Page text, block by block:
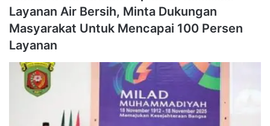
Layanan Air Bersih, Minta Dukungan
Masyarakat Untuk Mencapai 100 Persen
Layanan